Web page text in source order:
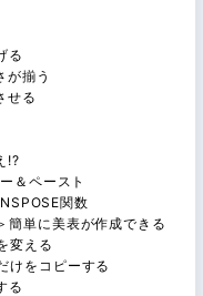
る
揃う
せる
!?
＆ペースト
関数
単に美表が作成できる
変える
をコピーする
る